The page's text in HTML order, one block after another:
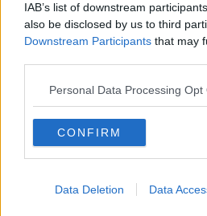
IAB’s list of downstream
also be disclosed by us to third
Downstream Participants that may
Personal Data Processing Opt
CONFIRM
Data Deletion Data
Fumo nero vicino alla
Cambia l'orario
Indotto da 35 milioni per
Addio Rossano